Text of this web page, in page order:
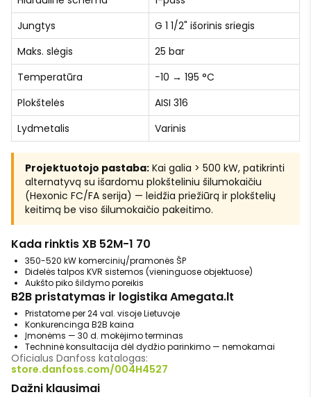
Jungtys
G 1 1/2" išorinis sriegis
Maks. slėgis
25 bar
Temperatūra
−10 → 195 °C
Plokštelės
AISI 316
Lydmetalis
Varinis
Projektuotojo pastaba: Kai galia > 500 kW, patikrinti
alternatyvą su išardomu plokšteliniu šilumokaičiu
(Hexonic FC/FA serija) — leidžia priežiūrą ir plokštelių
keitimą be viso šilumokaičio pakeitimo.
Kada rinktis XB 52M-1 70
350-520 kW komercinių/pramonės ŠP
Didelės talpos KVR sistemos (vieninguose objektuose)
Aukšto piko šildymo poreikis
B2B pristatymas ir logistika Amegata.lt
Pristatome per 24 val. visoje Lietuvoje
Konkurencinga B2B kaina
Įmonėms — 30 d. mokėjimo terminas
Techninė konsultacija dėl dydžio parinkimo — nemokamai
Oficialus Danfoss katalogas:
store.danfoss.com/004H4527
Dažni klausimai